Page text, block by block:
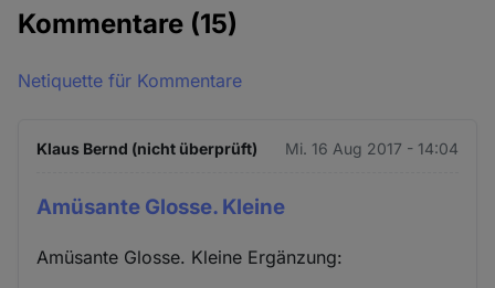
Kommentare (15)
Netiquette für Kommentare
Klaus Bernd (nicht überprüft) Mi. 16 Aug 2017 - 14:04
Amüsante Glosse. Kleine
Amüsante Glosse. Kleine Ergänzung: